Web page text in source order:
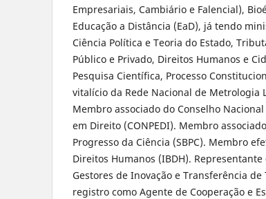
Empresariais, Cambiário e Falencial),
Educação a Distância (EaD), já tendo
Ciência Política e Teoria do Estado,
Público e Privado, Direitos Humanos e
Pesquisa Científica, Processo
vitalício da Rede Nacional de Metrologia
Membro associado do Conselho
em Direito (CONPEDI). Membro
Progresso da Ciência (SBPC). Membro
Direitos Humanos (IBDH).
Gestores de Inovação e Transferência de
registro como Agente de Cooperação e